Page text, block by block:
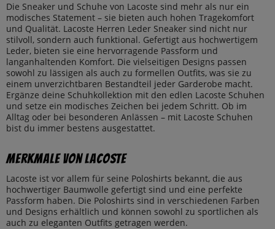
Die Sneaker und Schuhe von Lacoste sind mehr als nur ein
modisches Statement – sie bieten auch hohen Tragekomfort
und Qualität. Lacoste Herren Leder Sneaker sind nicht nur
stilvoll, sondern auch funktional. Gefertigt aus hochwertigem
Leder, bieten sie eine hervorragende Passform und
langanhaltenden Komfort. Die vielseitigen Designs passen
sowohl zu lässigen als auch zu formellen Outfits, was sie zu
einem unverzichtbaren Bestandteil jeder Garderobe macht.
Ergänze deine Schuhkollektion mit den edlen Lacoste Schuhen
und setze ein modisches Zeichen bei jedem Schritt. Ob im
Alltag oder bei besonderen Anlässen – mit Lacoste Schuhen
bist du immer bestens ausgestattet.
Merkmale von Lacoste
Lacoste ist vor allem für seine Poloshirts bekannt, die aus
hochwertiger Baumwolle gefertigt sind und eine perfekte
Passform haben. Die Poloshirts sind in verschiedenen Farben
und Designs erhältlich und können sowohl zu sportlichen als
auch zu eleganten Outfits getragen werden.